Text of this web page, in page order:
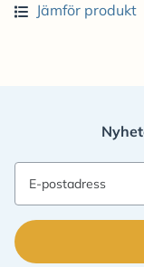
Jämför produkt
E-postadress